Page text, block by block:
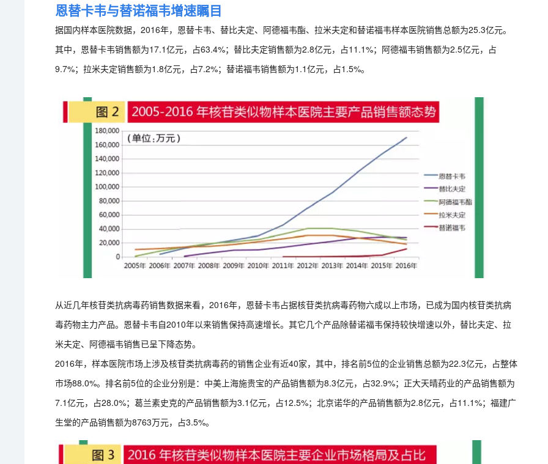
恩替卡韦与替诺福韦增速瞩目
据国内样本医院数据，2016年，恩替卡韦、替比夫定、阿德福韦酯、拉米夫定和替诺福韦样本医院销售总额为25.3亿元。
其中，恩替卡韦销售额为17.1亿元，占63.4%；替比夫定销售额为2.8亿元，占11.1%；阿德福韦销售额为2.5亿元，占
9.7%；拉米夫定销售额为1.8亿元，占7.2%；替诺福韦销售额为1.1亿元，占1.5%。
从近几年核苷类抗病毒药销售数据来看，2016年，恩替卡韦占据核苷类抗病毒药物六成以上市场，已成为国内核苷类抗病
毒药物主力产品。恩替卡韦自2010年以来销售保持高速增长。其它几个产品除替诺福韦保持较快增速以外，替比夫定、拉
米夫定、阿德福韦销售已呈下降态势。
2016年，样本医院市场上涉及核苷类抗病毒药的销售企业有近40家，其中，排名前5位的企业销售总额为22.3亿元，占整体
市场88.0%。排名前5位的企业分别是：中美上海施贵宝的产品销售额为8.3亿元，占32.9%；正大天晴药业的产品销售额为
7.1亿元，占28.0%；葛兰素史克的产品销售额为3.1亿元，占12.5%；北京诺华的产品销售额为2.8亿元，占11.1%；福建广
生堂的产品销售额为8763万元，占3.5%。